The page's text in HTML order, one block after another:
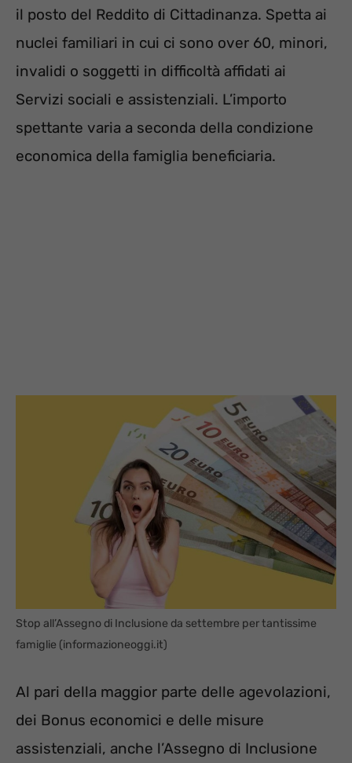
il posto del Reddito di Cittadinanza. Spetta ai
nuclei familiari in cui ci sono over 60, minori,
invalidi o soggetti in difficoltà affidati ai
Servizi sociali e assistenziali. L’importo
spettante varia a seconda della condizione
economica della famiglia beneficiaria.
Stop all’Assegno di Inclusione da settembre per tantissime
famiglie (informazioneoggi.it)
Al pari della maggior parte delle agevolazioni,
dei Bonus economici e delle misure
assistenziali, anche l’Assegno di Inclusione